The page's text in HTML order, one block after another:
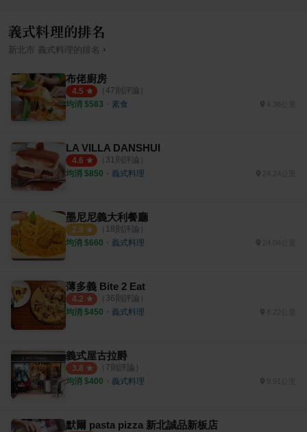
義式料理的排名
新北市 義式料理 的排名 ›
布佬廚房
4.5 （ 47則評論）
均消 $583 ・ 素食 4.38公里
LA VILLA DANSHUI
4.6 （ 31 則評論）
均消 $850 ・ 義式料理 24.24公里
墨尼尼義大利餐廳
2.9 （ 18則評論）
均消 $660 ・ 義式料理 24.04公里
薄多義 Bite 2 Eat
4.2 （ 36則評論）
均消 $450 ・ 義式料理
義式屋古拉爵
3.8 （ 7則評論）
均消 $400 ・ 義式料理
默爾 pasta pizza 新北誠品新板店